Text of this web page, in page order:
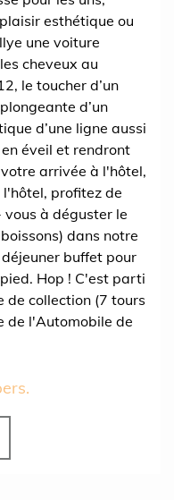
esthétique ou
cheveux au
le toucher d’un
d’un
d’une ligne aussi
arrivée à l'hôtel,
profitez de
à déguster le
dans notre
buffet pour
Hop ! C'est parti
de collection (7 tours
de l'Automobile de